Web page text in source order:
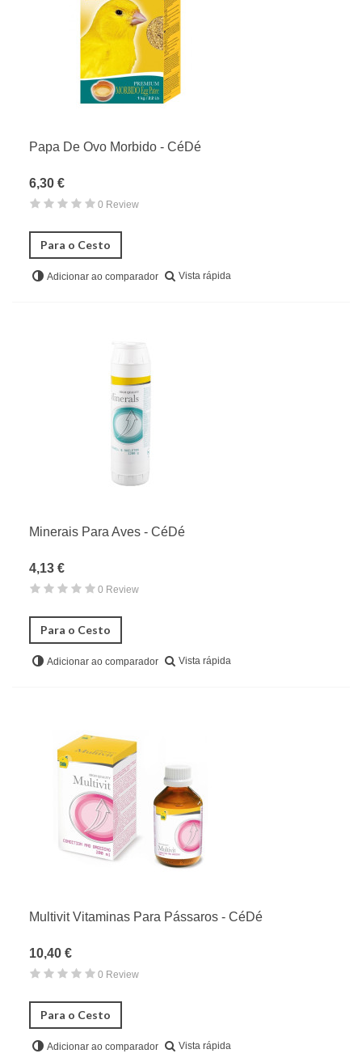
Papa De Ovo Morbido - CéDé
6,30 €
0 Review
Para o Cesto
Adicionar ao comparador Vista rápida
Minerais Para Aves - CéDé
4,13 €
0 Review
Para o Cesto
Adicionar ao comparador Vista rápida
Multivit Vitaminas Para Pássaros - CéDé
10,40 €
0 Review
Para o Cesto
Adicionar ao comparador Vista rápida